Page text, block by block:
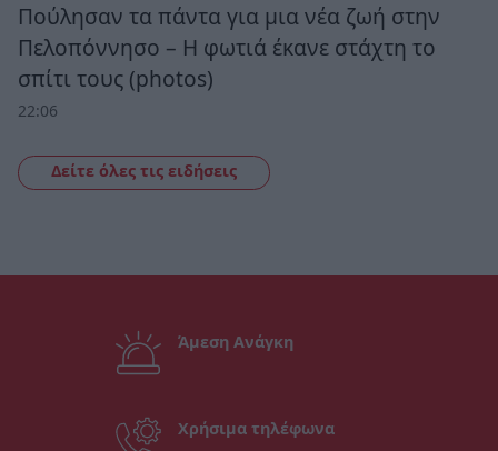
Πούλησαν τα πάντα για μια νέα ζωή στην
Πελοπόννησο – Η φωτιά έκανε στάχτη το
σπίτι τους (photos)
22:06
Δείτε όλες τις ειδήσεις
Άμεση Ανάγκη
Χρήσιμα τηλέφωνα